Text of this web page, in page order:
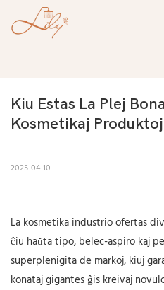
Kiu Estas La Plej
Kosmetikaj
2025-04-10
La kosmetika industrio ofertas
ĉiu haŭta tipo, belec-aspiro kaj
superplenigita de markoj, kiuj
konataj gigantes ĝis kreivaj